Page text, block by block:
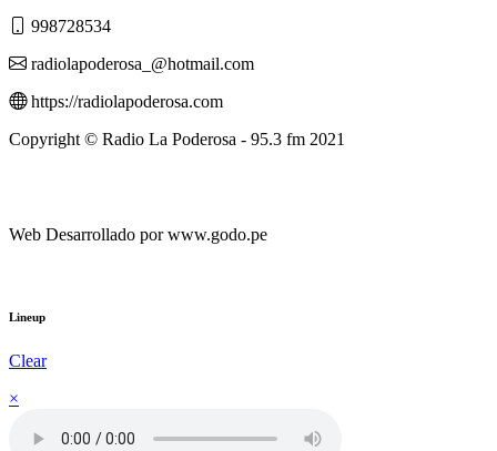
998728534
radiolapoderosa_@hotmail.com
https://radiolapoderosa.com
Copyright © Radio La Poderosa - 95.3 fm 2021
Web Desarrollado por www.godo.pe
Lineup
Clear
×